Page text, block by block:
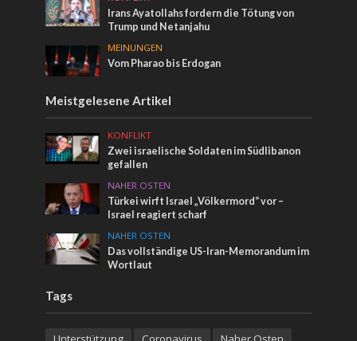
Irans Ayatollahs fordern die Tötung von
Trump und Netanjahu
MEINUNGEN
Vom Pharao bis Erdogan
Meistgelesene Artikel
KONFLIKT
Zwei israelische Soldaten im Südlibanon
gefallen
NAHER OSTEN
Türkei wirft Israel „Völkermord“ vor –
Israel reagiert scharf
NAHER OSTEN
Das vollständige US-Iran-Memorandum im
Wortlaut
Tags